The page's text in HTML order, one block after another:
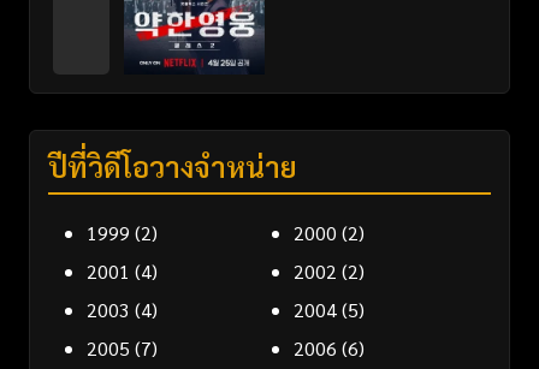
ปีที่วิดีโอวางจำหน่าย
1999 (2) 2000 (2)
2001 (4) 2002 (2)
2003 (4) 2004(5)
2005 (7) 2006 (6)